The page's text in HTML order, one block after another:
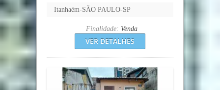
Itanhaém-SÃO PAULO-SP
Finalidade: Venda
VER DETALHES